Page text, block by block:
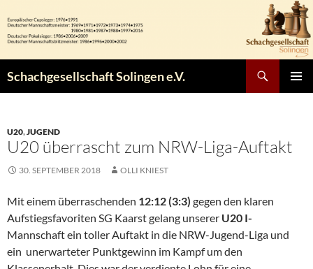
Inhalt
springen
Schachgesellschaft Solingen e.V.
U20,JUGEND
U20 überrascht zum NRW-Liga-Auftakt
30. SEPTEMBER 2018 OLLI KNIEST
Mit einem überraschenden 12:12 (3:3) gegen den klaren
Aufstiegsfavoriten SG Kaarst gelang unserer U20 I-
Mannschaft ein toller Auftakt in die NRW-Jugend-Liga und
ein unerwarteter Punktgewinn im Kampf um den